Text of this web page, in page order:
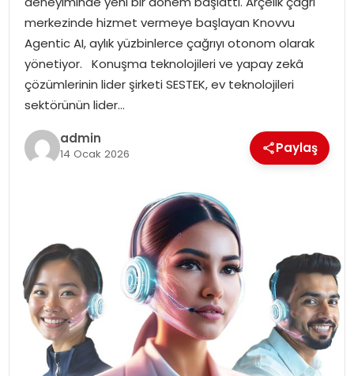
MAGAZIN
TEKNOLOJI
merkezinde hizmet vermeye başlayan Knovvu
Agentic AI, aylık yüzbinlerce çağrıyı otonom olarak
yönetiyor. Konuşma teknolojileri ve yapay zekâ
çözümlerinin lider şirketi SESTEK, ev teknolojileri
sektörünün lider…
admin
14 Ocak 2026 Paylaş